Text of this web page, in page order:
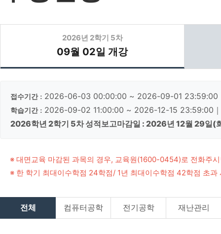
사회복지사
평생교육사
학습지원
수강신청
2026년 2학기 5차
09월 02일 개강
접수기간 : 2026-06-03 00:00:00 ~ 2026-09-01
학습기간 : 2026-09-02 11:00:00 ~ 2026-12-15 23:59:00｜
2026학년 2학기 5차 성적보고마감일 : 2026년 12월 29일(
※ 대면교육 마감된 과목의 경우, 교육원(1600-0454)로 전화주
※ 한 학기 최대이수학점 24학점/ 1년 최대이수학점 42학점 초
전체 컴퓨터공학 전기공학 재난관리